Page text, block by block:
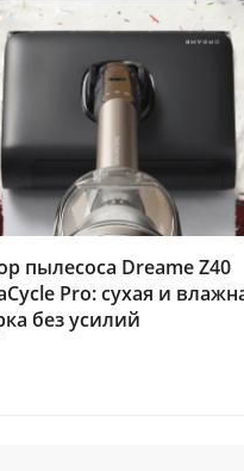
пылесоса Dreame Z40
Pro: сухая и
без усилий